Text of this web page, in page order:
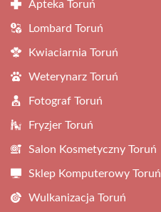
Apteka Toruń
Lombard Toruń
Kwiaciarnia Toruń
Weterynarz Toruń
Fotograf Toruń
Fryzjer Toruń
Salon Kosmetyczny Toruń
Sklep Komputerowy Toruń
Wulkanizacja Toruń